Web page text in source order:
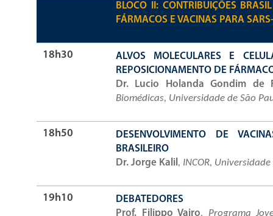
BLOCO II: CONTRIBUIÇÕES
FÁRMACOS E VACINAS PARA
18h30
ALVOS MOLECULARES E
REPOSICIONAMENTO DE
Dr. Lucio Holanda Gondim de
Biomédicas, Universidade de São
18h50
DESENVOLVIMENTO DE
BRASILEIRO
Dr. Jorge Kalil , INCOR,
19h10
DEBATEDORES
Prof. Filippo Vairo, Programa